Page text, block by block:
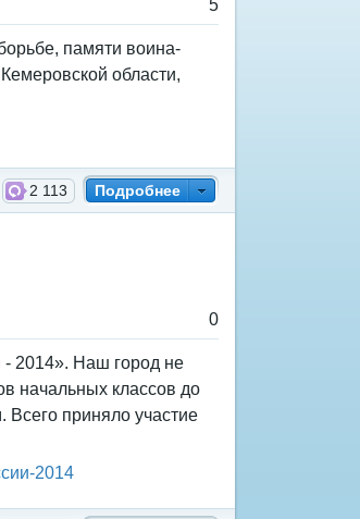
5
памяти воина-
области,
Подробнее
2 113
0
2014». Наш город не
начальных классов до
приняло участие